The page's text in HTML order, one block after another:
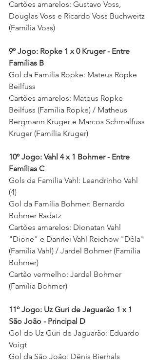
Cartões amarelos: Gustavo Voss,
Douglas Voss e Ricardo Voss Buchweitz
(Família Voss)
9º Jogo: Ropke 1 x 0 Kruger - Entre
Famílias B
Gol da Família Ropke: Mateus Ropke
Beilfuss
Cartões amarelos: Mateus Ropke
Beilfuss (Família Ropke) / Matheus
Bergmann Kruger e Marcos Schmalfuss
Kruger (Família Kruger)
10º Jogo: Vahl 4 x 1 Bohmer - Entre
Famílias C
Gols da Família Vahl: Leandrinho Vahl
(4)
Gol da Família Bohmer: Bernardo
Bohmer Radatz
Cartões amarelos: Dionatan Vahl
"Dione" e Danrlei Vahl Reichow "Dêla"
(Família Vahl) / Jardel Bohmer (Família
Bohmer)
Cartão vermelho: Jardel Bohmer
(Família Bohmer)
11º Jogo: Uz Guri de Jaguarão 1 x 1
São João - Principal D
Gol do Uz Guri de Jaguarão: Eduardo
Voigt
Gol da São João: Dênis Bierhals